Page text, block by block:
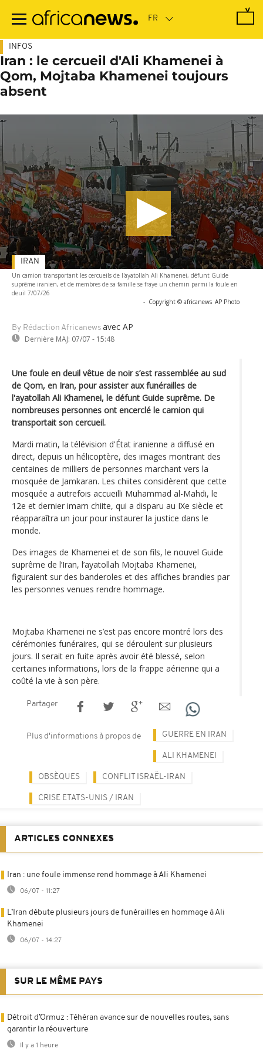
contenu
INFOS
Iran : le cercueil d'Ali Khamenei à
Qom, Mojtaba Khamenei toujours
absent
Un camion transportant les cercueils de l'ayatollah Ali Khamenei, défunt Guide
suprême iranien, et de membres de sa famille se fraye un chemin parmi la foule en
deuil 7/07/26
- Copyright © africanews AP Photo
By Rédaction Africanews avec AP
Dernière MAJ: 07/07 - 15:48
IRAN
Une foule en deuil vêtue de noir s’est rassemblée au sud
de Qom, en Iran, pour assister aux funérailles de
l'ayatollah Ali Khamenei, le défunt Guide suprême. De
nombreuses personnes ont encerclé le camion qui
transportait son cercueil.
Mardi matin, la télévision d'État iranienne a diffusé en
direct, depuis un hélicoptère, des images montrant des
centaines de milliers de personnes marchant vers la
mosquée de Jamkaran. Les chiites considèrent que cette
mosquée a autrefois accueilli Muhammad al-Mahdi, le
12e et dernier imam chiite, qui a disparu au IXe siècle et
réapparaîtra un jour pour instaurer la justice dans le
monde.
Des images de Khamenei et de son fils, le nouvel Guide
suprême de l’Iran, l’ayatollah Mojtaba Khamenei,
figuraient sur des banderoles et des affiches brandies par
les personnes venues rendre hommage.
Mojtaba Khamenei ne s’est pas encore montré lors des
cérémonies funéraires, qui se déroulent sur plusieurs
jours. Il serait en fuite après avoir été blessé, selon
certaines informations, lors de la frappe aérienne qui a
coûté la vie à son père.
Partager
Plus d'informations à propos de GUERRE EN IRAN
ALI KHAMENEI
OBSÈQUES CONFLIT ISRAËL-IRAN
CRISE ETATS-UNIS / IRAN
ARTICLES CONNEXES
Iran : une foule immense rend hommage à Ali Khamenei
06/07 - 11:27
L’Iran débute plusieurs jours de funérailles en hommage à Ali
Khamenei
06/07 - 14:27
SUR LE MÊME PAYS
Détroit d’Ormuz : Téhéran avance sur de nouvelles routes, sans
garantir la réouverture
Il y a 1 heure